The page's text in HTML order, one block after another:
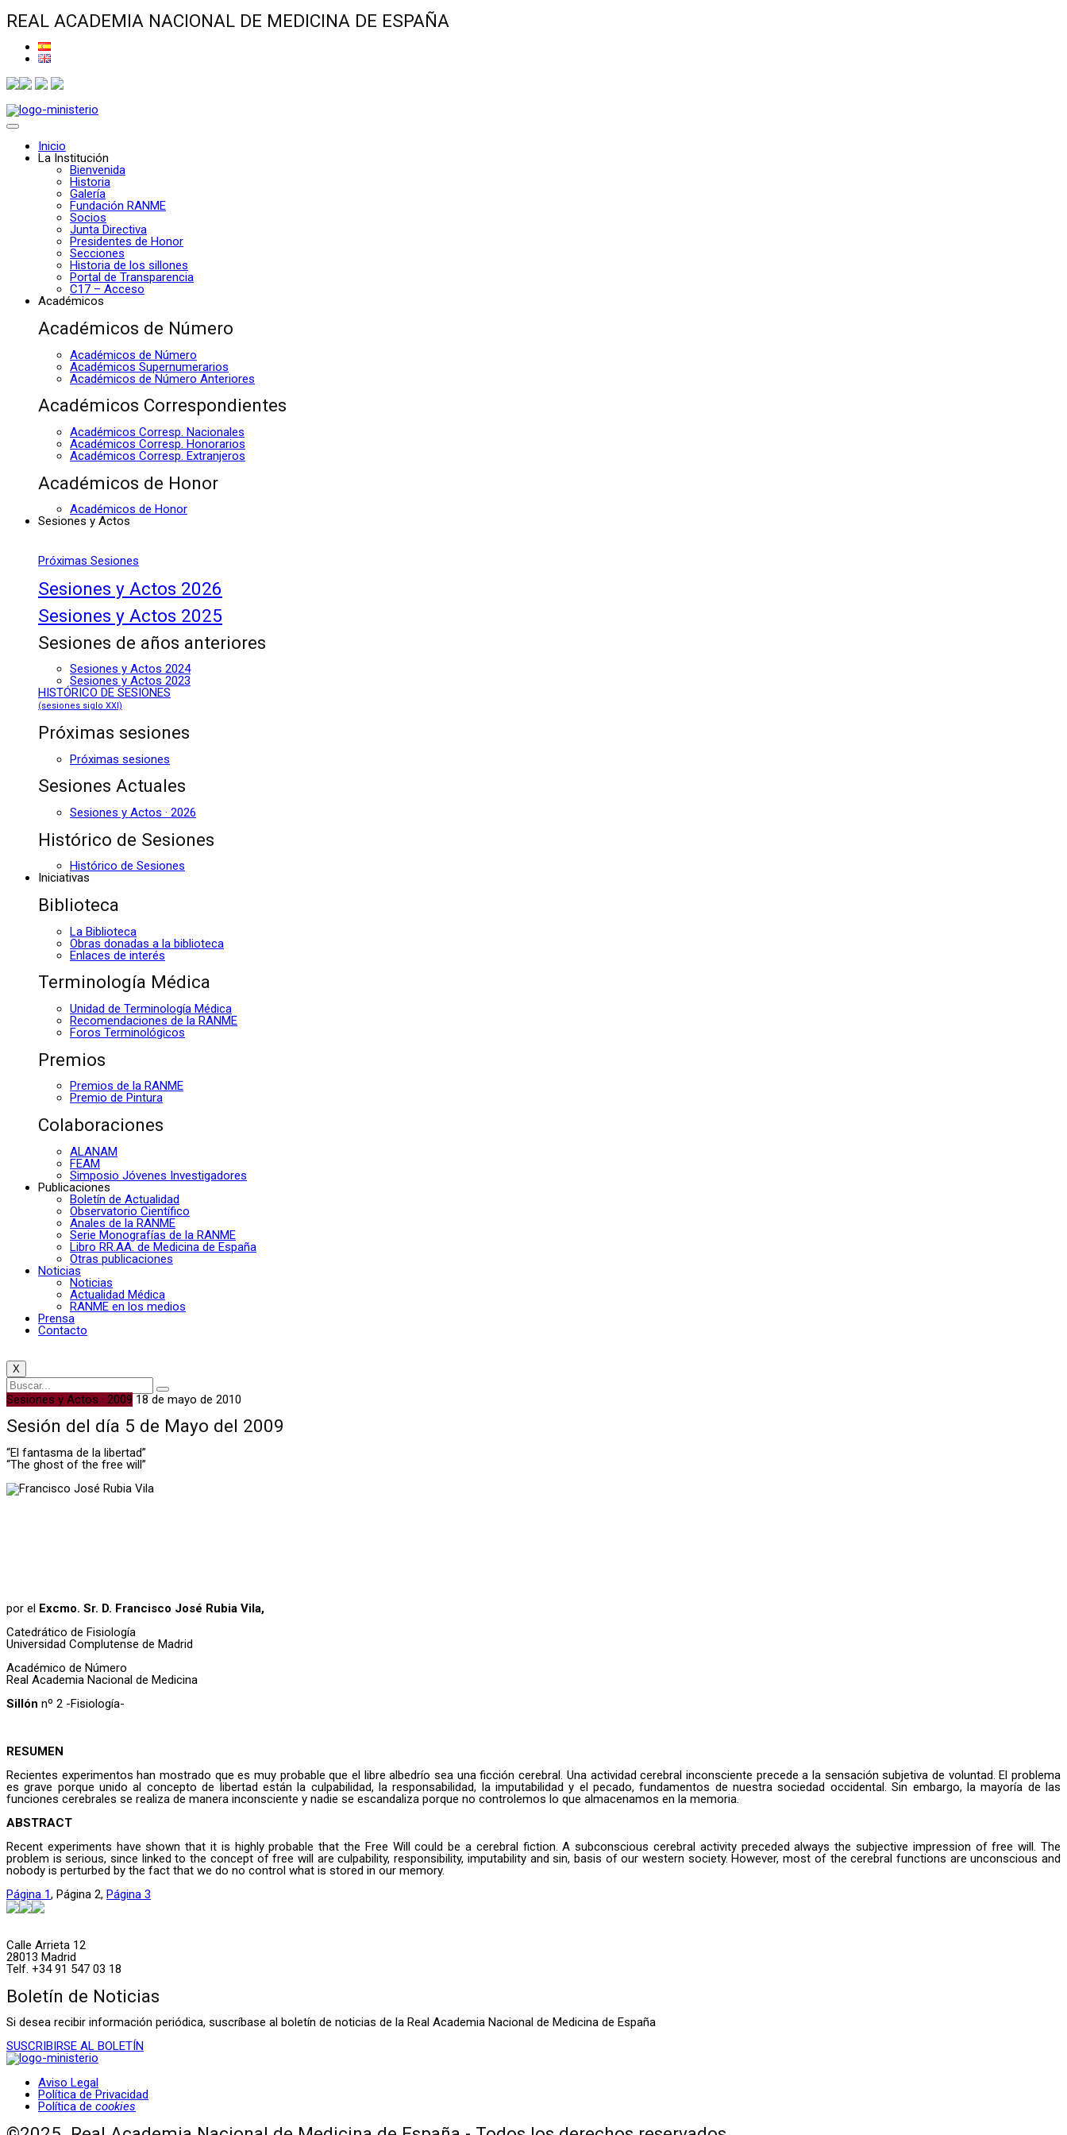
REAL ACADEMIA NACIONAL DE MEDICINA DE ESPAÑA
Inicio
La Institución
Bienvenida
Historia
Galería
Fundación RANME
Socios
Junta Directiva
Presidentes de Honor
Secciones
Historia de los sillones
Portal de Transparencia
C17 – Acceso
Académicos
Académicos de Número
Académicos de Número
Académicos Supernumerarios
Académicos de Número Anteriores
Académicos Correspondientes
Académicos Corresp. Nacionales
Académicos Corresp. Honorarios
Académicos Corresp. Extranjeros
Académicos de Honor
Académicos de Honor
Sesiones y Actos
Próximas Sesiones
Sesiones y Actos 2026
Sesiones y Actos 2025
Sesiones de años anteriores
Sesiones y Actos 2024
Sesiones y Actos 2023
HISTÓRICO DE SESIONES
(sesiones siglo XXI)
Próximas sesiones
Próximas sesiones
Sesiones Actuales
Sesiones y Actos · 2026
Histórico de Sesiones
Histórico de Sesiones
Iniciativas
Biblioteca
La Biblioteca
Obras donadas a la biblioteca
Enlaces de interés
Terminología Médica
Unidad de Terminología Médica
Recomendaciones de la RANME
Foros Terminológicos
Premios
Premios de la RANME
Premio de Pintura
Colaboraciones
ALANAM
FEAM
Simposio Jóvenes Investigadores
Publicaciones
Boletín de Actualidad
Observatorio Científico
Anales de la RANME
Serie Monografías de la RANME
Libro RR.AA. de Medicina de España
Otras publicaciones
Noticias
Noticias
Actualidad Médica
RANME en los medios
Prensa
Contacto
X
Sesiones y Actos · 2009 18 de mayo de 2010
Sesión del día 5 de Mayo del 2009
“El fantasma de la libertad”
“The ghost of the free will”
por el Excmo. Sr. D. Francisco José Rubia Vila,
Catedrático de Fisiología
Universidad Complutense de Madrid
Académico de Número
Real Academia Nacional de Medicina
Sillón nº 2 -Fisiología-
RESUMEN
Recientes experimentos han mostrado que es muy probable que el libre albedrío sea una ficción cerebral. Una actividad cerebral inconsciente precede a la sensación subjetiva de voluntad. El problema
es grave porque unido al concepto de libertad están la culpabilidad, la responsabilidad, la imputabilidad y el pecado, fundamentos de nuestra sociedad occidental. Sin embargo, la mayoría de las
funciones cerebrales se realiza de manera inconsciente y nadie se escandaliza porque no controlemos lo que almacenamos en la memoria.
ABSTRACT
Recent experiments have shown that it is highly probable that the Free Will could be a cerebral fiction. A subconscious cerebral activity preceded always the subjective impression of free will. The
problem is serious, since linked to the concept of free will are culpability, responsibility, imputability and sin, basis of our western society. However, most of the cerebral functions are unconscious and
nobody is perturbed by the fact that we do no control what is stored in our memory.
Página 1, Página 2, Página 3
Calle Arrieta 12
28013 Madrid
Telf. +34 91 547 03 18
Boletín de Noticias
Si desea recibir información periódica, suscríbase al boletín de noticias de la Real Academia Nacional de Medicina de España
SUSCRIBIRSE AL BOLETÍN
Aviso Legal
Política de Privacidad
Política de cookies